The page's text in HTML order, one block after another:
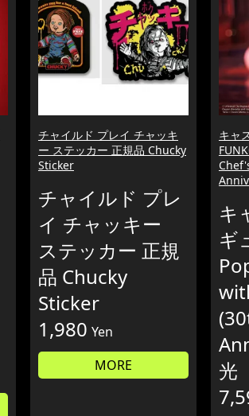
チャイルド プレイ チャッキ
ー ステッカー 正規品 Chucky
Sticker
チャイルド プレ
イ チャッキー
ステッカー 正規
品 Chucky
Sticker
1,980 Yen
MORE
キャ
キ
ギ
光